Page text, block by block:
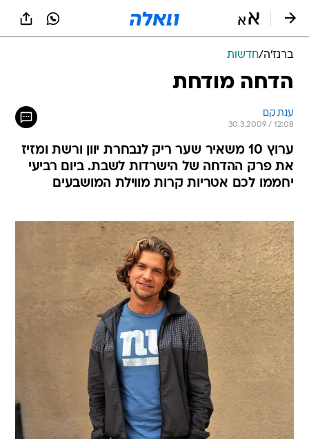
ברנז'ה/חדשות
הדחה מודחת
ענת קם
30.3.2009 / 12:08
ערוץ 10 משאיר שער ריק לנבחרת יוון ורשת ומזיז
את פרק ההדחה של הישרדות לשבת. ביום רביעי
יחממו לכם אטריות קרות מווילת המושבעים